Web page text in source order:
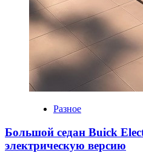
Разное
Большой седан Buick
электрическую версию